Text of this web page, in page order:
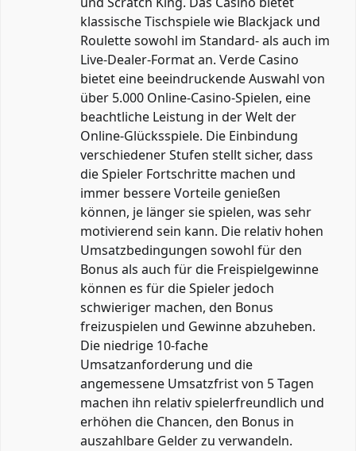
klassische Tischspiele wie Blackjack und
Roulette sowohl im Standard- als auch im
Live-Dealer-Format an. Verde Casino
bietet eine beeindruckende Auswahl von
über 5.000 Online-Casino-Spielen, eine
beachtliche Leistung in der Welt der
Online-Glücksspiele. Die Einbindung
verschiedener Stufen stellt sicher, dass
die Spieler Fortschritte machen und
immer bessere Vorteile genießen
können, je länger sie spielen, was sehr
motivierend sein kann. Die relativ hohen
Umsatzbedingungen sowohl für den
Bonus als auch für die Freispielgewinne
können es für die Spieler jedoch
schwieriger machen, den Bonus
freizuspielen und Gewinne abzuheben.
Die niedrige 10-fache
Umsatzanforderung und die
angemessene Umsatzfrist von 5 Tagen
machen ihn relativ spielerfreundlich und
erhöhen die Chancen, den Bonus in
auszahlbare Gelder zu verwandeln.